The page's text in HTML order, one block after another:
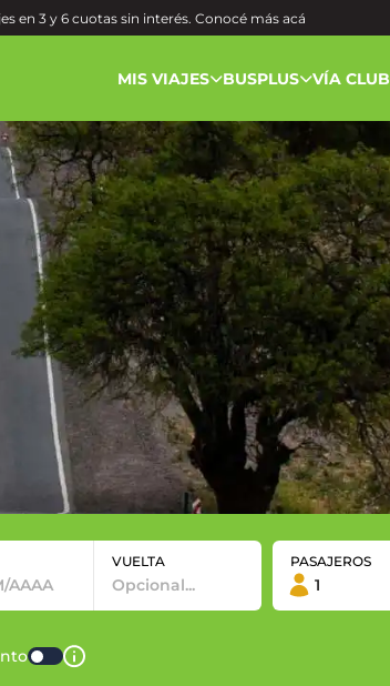
en 3 y 6 cuotas sin interés. Conocé másacá
MIS VIAJES BUSPLUS VÍA CLUB
VUELTA PASAJEROS